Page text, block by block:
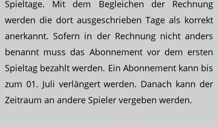
Spieltage. Mit dem Begleichen der Rechnung
werden die dort ausgeschrieben Tage als korrekt
anerkannt. Sofern in der Rechnung nicht anders
benannt muss das Abonnement vor dem ersten
Spieltag bezahlt werden. Ein Abonnement kann bis
zum 01. Juli verlängert werden. Danach kann der
Zeitraum an andere Spieler vergeben werden.